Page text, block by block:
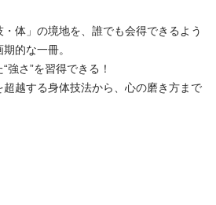
体」の境地を、誰でも会得できるよう
的な一冊。
強さ”を習得できる！
越する身体技法から、心の磨き方まで